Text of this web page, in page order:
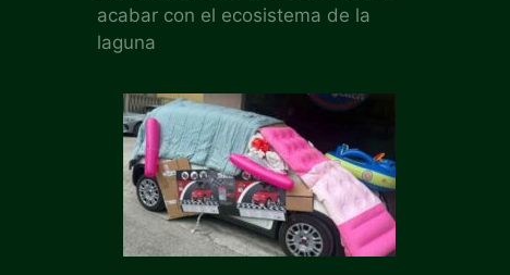
acabar con el ecosistema de la
laguna